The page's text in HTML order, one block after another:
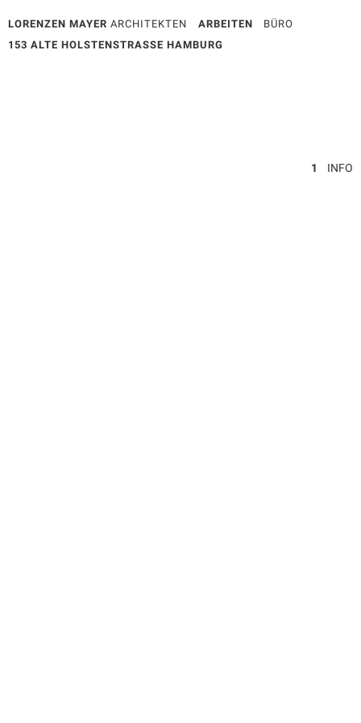
LORENZEN MAYER ARCHITEKTEN ARBEITEN
BÜRO
153 ALTE HOLSTENSTRASSE HAMBURG
1 INFO